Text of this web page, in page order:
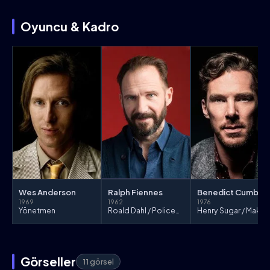
Oyuncu & Kadro
Wes Anderson
1969
Yönetmen
Ralph Fiennes
1962 1976
Görseller 11 görsel